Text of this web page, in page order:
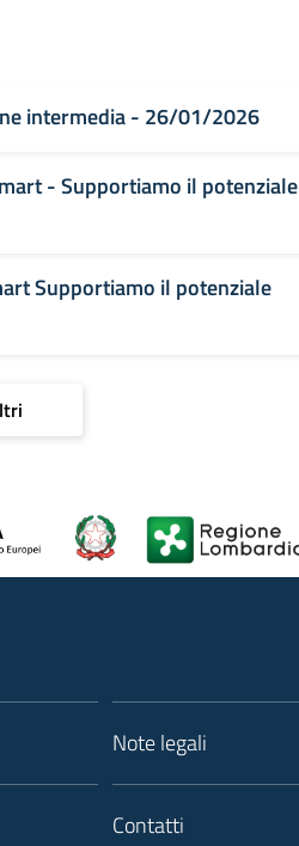
intermedia - 26/01/2026
- Supportiamo il potenziale
Supportiamo il potenziale
Note legali
Contatti